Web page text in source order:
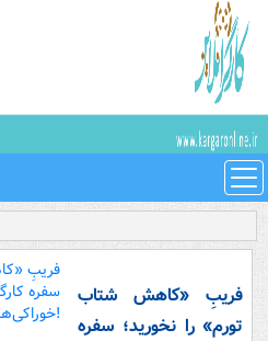
فریبِ «کاهش شتاب
تورم» را نخورید؛ سفره